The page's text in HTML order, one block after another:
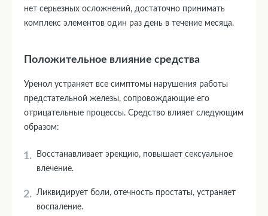
нет серьезных осложнений, достаточно принимать
комплекс элементов один раз день в течение месяца.
Положительное влияние средства
Уренол устраняет все симптомы нарушения работы
предстательной железы, сопровождающие его
отрицательные процессы. Средство влияет следующим
образом:
Восстанавливает эрекцию, повышает сексуальное
влечение.
Ликвидирует боли, отечность простаты, устраняет
воспаление.